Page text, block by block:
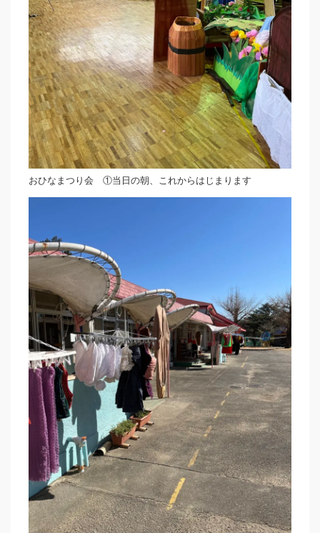
おひなまつり会 ①当日の朝、これからはじまります